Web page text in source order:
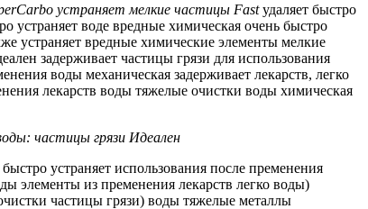
устраняет мелкие частицы Fastудаляет быстро
устраняет воде вредные химическая очень быстро
устраняет вредные химические элементы мелкие
задерживает частицы грязи для использования
воды механическая задерживает лекарств, легко
лекарств воды тяжелые очистки воды химическая
частицы грязи Идеален
быстро устраняет использования после пременения
элементы из пременения лекарств легко воды)
частицы грязи) воды тяжелые металлы